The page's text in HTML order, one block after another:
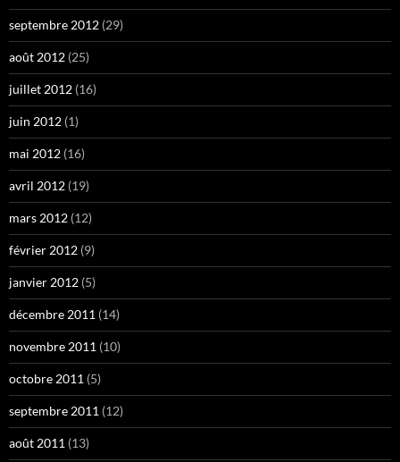
septembre 2012 (29)
août 2012 (25)
juillet 2012 (16)
juin 2012 (1)
mai 2012 (16)
avril 2012 (19)
mars 2012 (12)
février 2012 (9)
janvier 2012 (5)
décembre 2011 (14)
novembre 2011 (10)
octobre 2011 (5)
septembre 2011 (12)
août 2011 (13)